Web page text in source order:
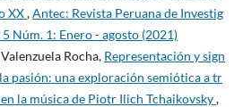
XX,Antec: Revista Peruana de Investig
Núm. 1: Enero - agosto (2021)
Rocha, Representación y sign
pasión: una exploración semiótica a tr
la música de Piotr Ilich Tchaikovsky,